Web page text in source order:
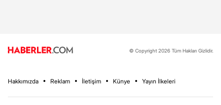
© Copyright 2026 Tüm Hakları Gizlidir.
Hakkımızda Reklam İletişim Künye Yayın İlkeleri